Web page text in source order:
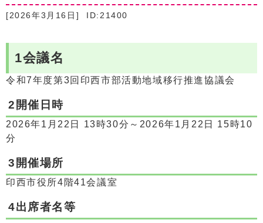
[2026年3月16日] ID:21400
1会議名
令和7年度第3回印西市部活動地域移行推進協議会
2開催日時
2026年1月22日 13時30分～2026年1月22日 15時10
分
3開催場所
印西市役所4階41会議室
4出席者名等